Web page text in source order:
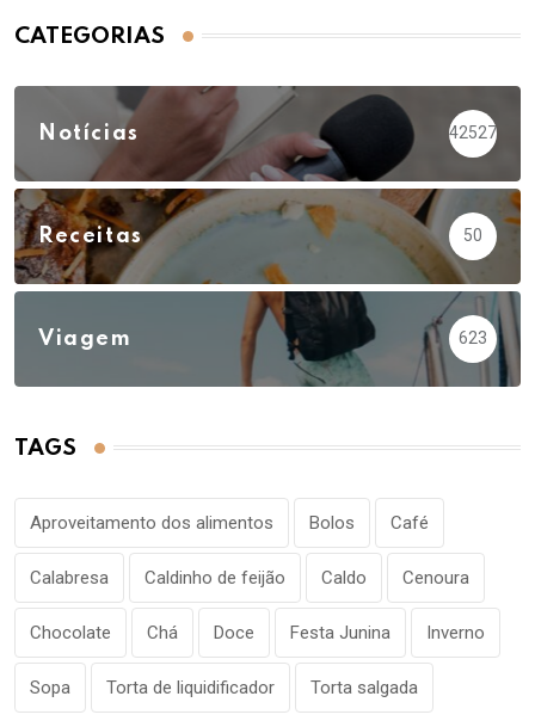
CATEGORIAS
Notícias 42527
Receitas 50
Viagem 623
TAGS
Aproveitamento dos alimentos Bolos Café
Calabresa Caldinho de feijão Caldo Cenoura
Chocolate Chá Doce Festa Junina Inverno
Sopa Torta de liquidificador Torta salgada